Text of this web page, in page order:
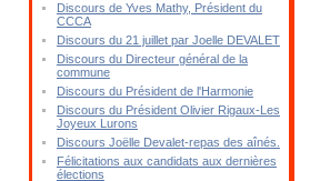
Discours de Yves Mathy, Président du
CCCA
Discours du 21 juillet par Joelle DEVALET
Discours du Directeur général de la
commune
Discours du Président de l'Harmonie
Discours du Président Olivier Rigaux-Les
Joyeux Lurons
Discours Joëlle Devalet-repas des aînés.
Félicitations aux candidats aux dernières
élections